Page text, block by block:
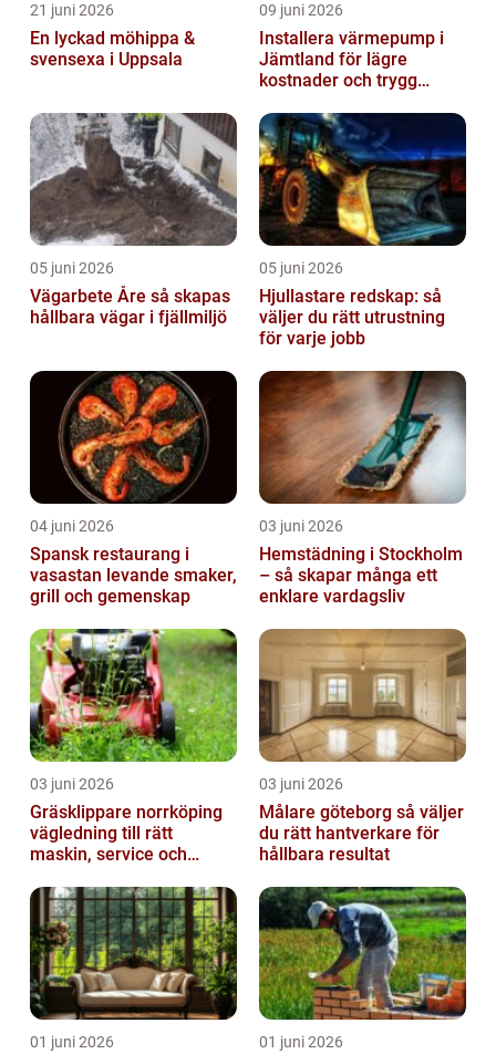
21 juni 2026
En lyckad möhippa &
svensexa i Uppsala
09 juni 2026
Installera värmepump i
Jämtland för lägre
kostnader och trygg
05 juni 2026
Vägarbete Åre så skapas
hållbara vägar i fjällmiljö
05 juni 2026
Hjullastare redskap: så
väljer du rätt utrustning
för varje jobb
04 juni 2026
Spansk restaurang i
vasastan levande smaker,
grill och gemenskap
03 juni 2026
Hemstädning i Stockholm
– så skapar många ett
enklare vardagsliv
03 juni 2026
Gräsklippare norrköping
vägledning till rätt
maskin, service och
03 juni 2026
Målare göteborg så väljer
du rätt hantverkare för
hållbara resultat
01 juni 2026 01 juni 2026